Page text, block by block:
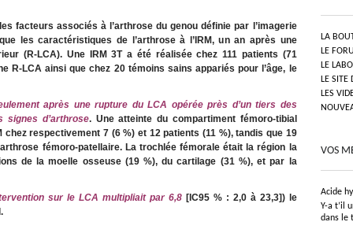
facteurs associés à l’arthrose du genou définie par l’imagerie
les caractéristiques de l’arthrose à l’IRM, un an après une
(R-LCA). Une IRM 3T a été réalisée chez 111 patients (71
R-LCA ainsi que chez 20 témoins sains appariés pour l’âge, le
après une rupture du LCA opérée près d’un tiers des
signes d’arthrose. Une atteinte du compartiment fémoro-tibial
respectivement 7 (6 %) et 12 patients (11 %), tandis que 19
fémoro-patellaire. La trochlée fémorale était la région la
de la moelle osseuse (19 %), du cartilage (31 %), et par la
sur le LCA multipliait par 6,8[IC95 % : 2,0 à 23,3]) le
LA
LE
LE
LE SITE
LES
VOS
Acide
Y-a t’il
dans le